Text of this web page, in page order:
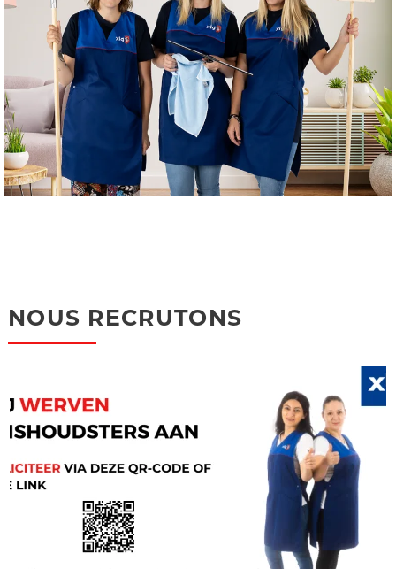
NOUS RECRUTONS